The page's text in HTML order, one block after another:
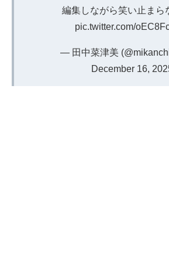
編集しながら笑い止まら
pic.twitter.com/
— 田中菜津美
December 16,